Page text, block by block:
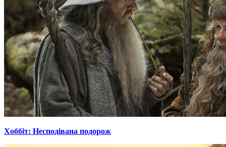
Хоббіт: Несподівана подорож